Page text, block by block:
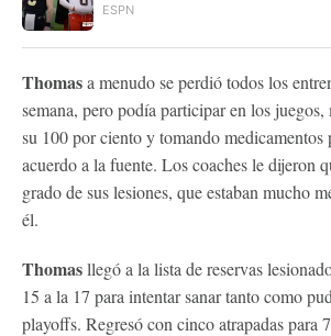
ESPN
Thomasa menudo se perdió todos los
semana, pero podía participar en los
su 100 por ciento y tomando medicamentos
acuerdo a la fuente. Los coaches le dijeron
grado de sus lesiones, que estaban mucho
él.
Thomasllegó a la lista de reservas
15 a la 17 para intentar sanar tanto como
playoffs. Regresó con cinco atrapadas para